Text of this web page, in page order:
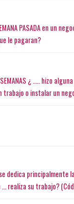
PASADA en un
le pagaran?
¿ ..... hizo
trabajo o instalar un
dedica principalmente
realiza su trabajo?